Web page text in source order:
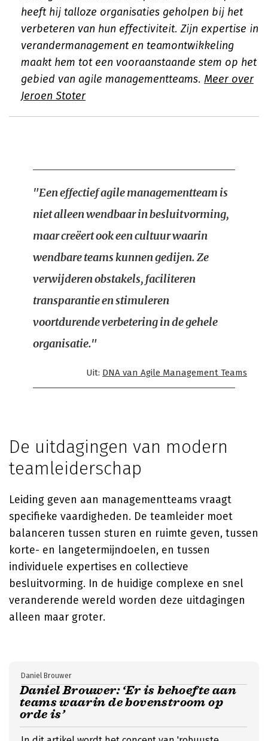
heeft hij talloze organisaties geholpen bij het
verbeteren van hun effectiviteit. Zijn expertise in
verandermanagement en teamontwikkeling
maakt hem tot een vooraanstaande stem op het
gebied van agile managementteams. Meer over
Jeroen Stoter
"Een effectief agile managementteam is
niet alleen wendbaar in besluitvorming,
maar creëert ook een cultuur waarin
wendbare teams kunnen gedijen. Ze
verwijderen obstakels, faciliteren
transparantie en stimuleren
voortdurende verbetering in de gehele
organisatie."
Uit: DNA van Agile Management Teams
De uitdagingen van modern
teamleiderschap
Leiding geven aan managementteams vraagt
specifieke vaardigheden. De teamleider moet
balanceren tussen sturen en ruimte geven, tussen
korte- en langetermijndoelen, en tussen
individuele expertises en collectieve
besluitvorming. In de huidige complexe en snel
veranderende wereld worden deze uitdagingen
alleen maar groter.
Daniel Brouwer: ‘Er is behoefte aan
teams waarin de bovenstroom op
orde is’
Daniel Brouwer